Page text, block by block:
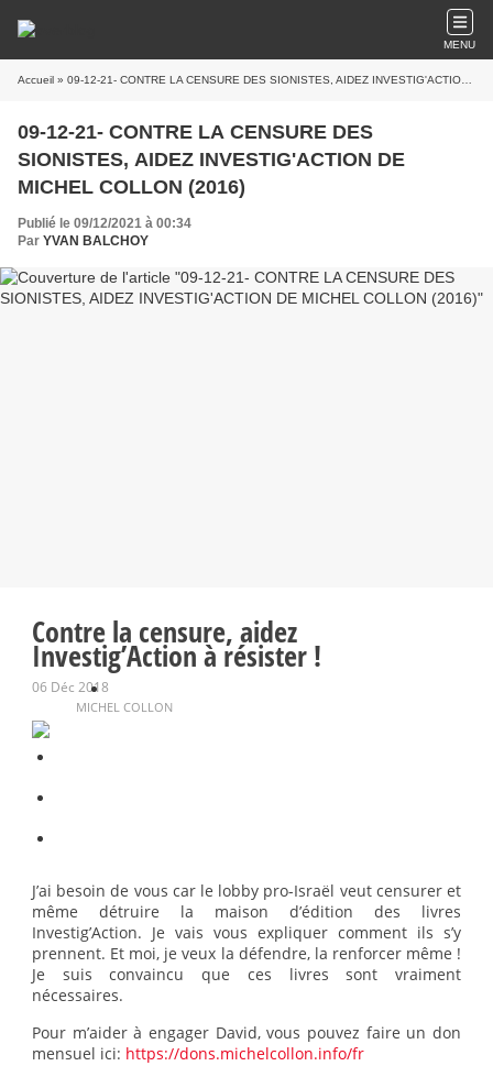
MENU
Accueil » 09-12-21- CONTRE LA CENSURE DES SIONISTES, AIDEZ INVESTIG'ACTION DE MICHEL COLLON (2016)
09-12-21- CONTRE LA CENSURE DES
SIONISTES, AIDEZ INVESTIG'ACTION DE
MICHEL COLLON (2016)
Publié le 09/12/2021 à 00:34
Par YVAN BALCHOY
Contre la censure, aidez
Investig’Action à résister !
06 Déc 2018
MICHEL COLLON
J’ai besoin de vous car le lobby pro-Israël veut censurer et
même détruire la maison d’édition des livres
Investig’Action. Je vais vous expliquer comment ils s’y
prennent. Et moi, je veux la défendre, la renforcer même !
Je suis convaincu que ces livres sont vraiment
nécessaires.
Pour m’aider à engager David, vous pouvez faire un don
mensuel ici: https://dons.michelcollon.info/fr